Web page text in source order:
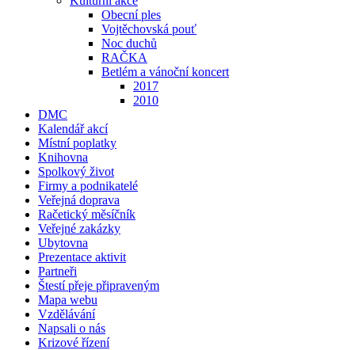
Obecní ples
Vojtěchovská pouť
Noc duchů
RAČKA
Betlém a vánoční koncert
2017
2010
DMC
Kalendář akcí
Místní poplatky
Knihovna
Spolkový život
Firmy a podnikatelé
Veřejná doprava
Račetický měsíčník
Veřejné zakázky
Ubytovna
Prezentace aktivit
Partneři
Štestí přeje připraveným
Mapa webu
Vzdělávání
Napsali o nás
Krizové řízení